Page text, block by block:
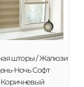
шторы / Жалюзи
Ночь Софт
Коричневый